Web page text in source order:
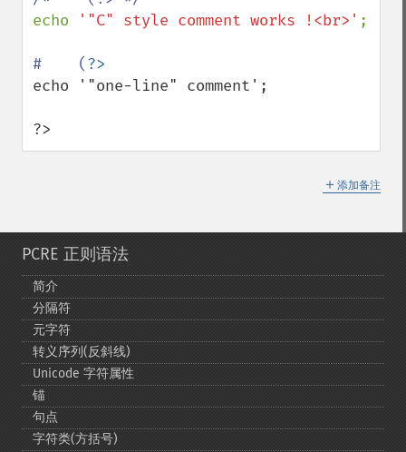
echo
'"C" style comment works !<br>' ;
#    (
echo '"one-line" comment';
?>
＋ 添加备注
PCRE 正则语法
简介
分隔符
元字符
转义序列(反斜线)
Unicode 字符属性
锚
句点
字符类(方括号)